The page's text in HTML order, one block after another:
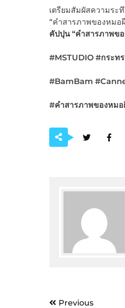
เตรียมสัมผัสความร
“คำสารภาพของหมอ
คัปปุน“คำสารภาพข
#MSTUDIO #กระท
#BamBam
#คำสารภาพของหมอ
PostPrevious